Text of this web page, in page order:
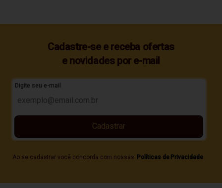
Cadastre-se e receba ofertas
e novidades por e-mail
Digite seu e-mail
Ao se cadastrar você concorda com nossas Políticas de Privacidade
Cadastrar